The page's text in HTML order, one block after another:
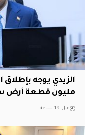
الزيدي يوجه بإطلاق
مليون قطعة أرض
قبل 19 ساعة